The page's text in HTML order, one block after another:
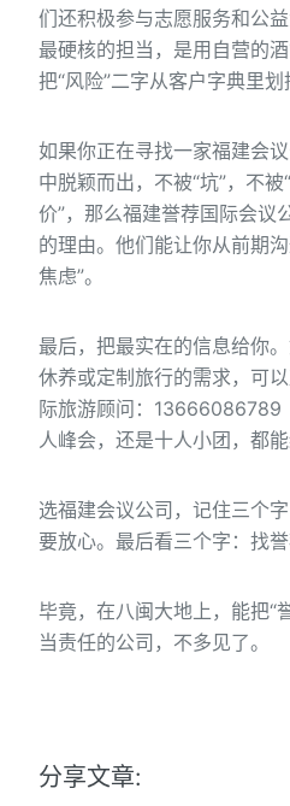
们还积极参与志愿服务和公
最硬核的担当，是用自营的
把“风险”二字从客户字典里划
如果你正在寻找一家福建会
中脱颖而出，不被“坑”，不被
价”，那么福建誉荐国际会议
的理由。他们能让你从前期
焦虑”。
最后，把最实在的信息给你
休养或定制旅行的需求，可
际旅游顾问：13666086789
人峰会，还是十人小团，都
选福建会议公司，记住三个
要放心。最后看三个字：找誉
毕竟，在八闽大地上，能把“
当责任的公司，不多见了。
分享文章: